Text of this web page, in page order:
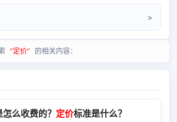
准
“定价” 的相关内容：
么收费的？ 定价标准是什么？